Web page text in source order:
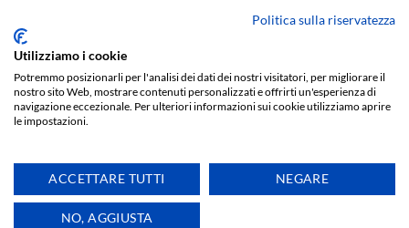
trecciato trolling tubertini
Sviluppato daWe Blink Design
Delivery
Copyright 2026 © IlMaestralePesca.it
Politica sulla riservatezza
Utilizziamo i cookie
Potremmo posizionarli per l'analisi dei dati dei nostri visitatori, per migliorare il
nostro sito Web, mostrare contenuti personalizzati e offrirti un'esperienza di
navigazione eccezionale. Per ulteriori informazioni sui cookie utilizziamo aprire
le impostazioni.
ACCETTARE TUTTI NEGARE
NO, AGGIUSTA